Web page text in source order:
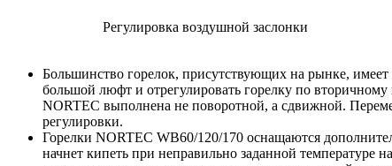
Регулировка воздушной заслонки
Большинство горелок, присутствующих на рынке,
большой люфт и отрегулировать горелку по
NORTEC выполнена не поворотной, а сдвижной.
регулировки.
Горелки NORTEC WB60/120/170 оснащаются
начнет кипеть при неправильно заданной температуре